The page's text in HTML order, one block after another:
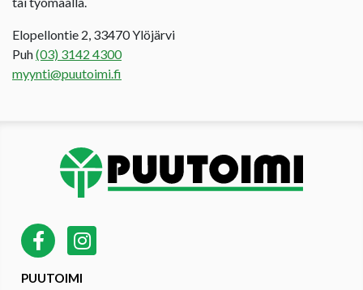
Elopellontie 2, 33470 Ylöjärvi
Puh(03) 3142 4300
myynti@puutoimi.fi
PUUTOIMI